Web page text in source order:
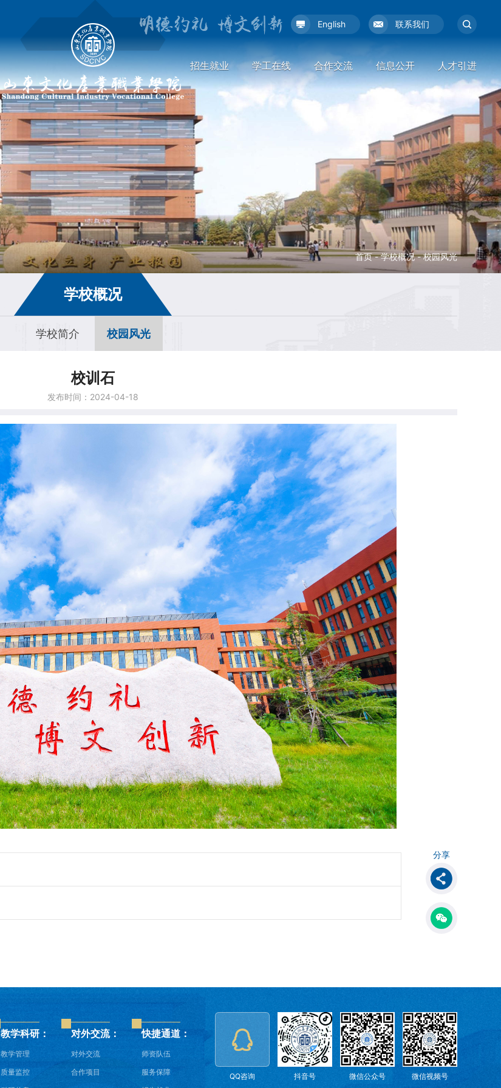
English 联系我们
招生就业 学工在线 合作交流 信息公开 人才引进
首页-学校概况-校园风光
学校概况
学校简介 校园风光
校训石
发布时间：2024-04-18
分享
教学科研：
教学管理
质量监控
对外交流：
对外交流
合作项目
快捷通道：
师资队伍
服务保障
QQ咨询 抖音号 微信公众号 微信视频号